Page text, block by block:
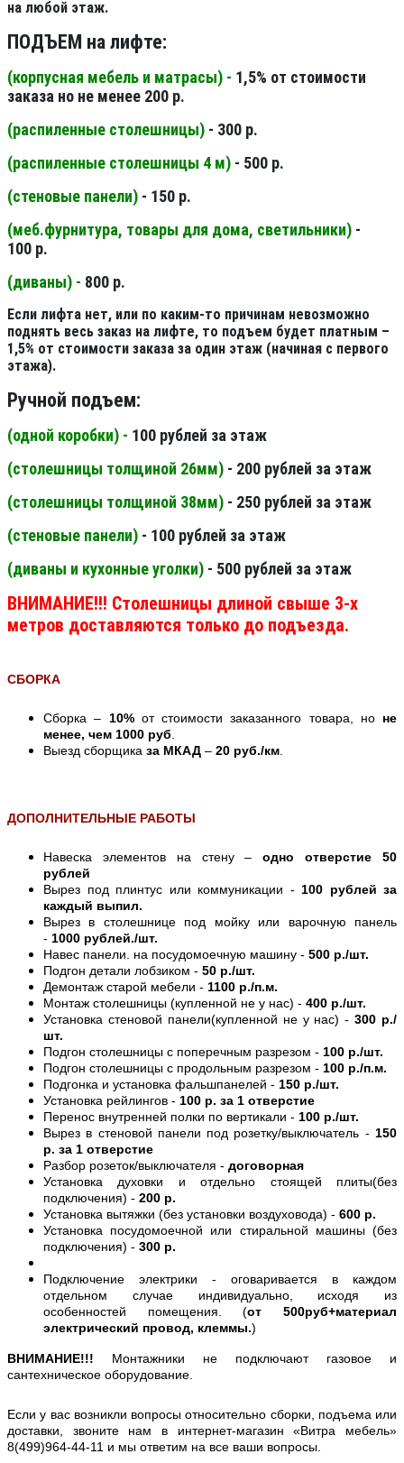
на любой этаж.
ПОДЪЕМ на лифте:
(корпусная мебель и матрасы) - 1,5% от стоимости
заказа но не менее 200 р.
(распиленные столешницы) - 300 р.
(распиленные столешницы 4 м) - 500 р.
(стеновые панели) - 150 р.
(меб.фурнитура, товары для дома, светильники) -
100 р.
(диваны) - 800 р.
Если лифта нет, или по каким-то причинам невозможно
поднять весь заказ на лифте, то подъем будет платным –
1,5% от стоимости заказа за один этаж (начиная с первого
этажа).
Ручной подъем:
(одной коробки) - 100 рублей за этаж
(столешницы толщиной 26мм) - 200 рублей за этаж
(столешницы толщиной 38мм) - 250 рублей за этаж
(стеновые панели) - 100 рублей за этаж
(диваны и кухонные уголки) - 500 рублей за этаж
ВНИМАНИЕ!!! Столешницы длиной свыше 3-х
метров доставляются только до подъезда.
СБОРКА
Сборка – 10%от стоимости заказанного товара, но не
менее, чем 1000 руб
Выезд сборщика за МКАД – 20 руб./км
ДОПОЛНИТЕЛЬНЫЕ РАБОТЫ
Навеска элементов на стену –одно отверстие 50
рублей
Вырез под плинтус или коммуникации - 100 рублей за
каждый выпил.
Вырез в столешнице под мойку или варочную панель
- 1000 рублей./шт.
Навес панели. на посудомоечную машину - 500 р./шт.
Подгон детали лобзиком - 50 р./шт.
Демонтаж старой мебели - 1100 р./п.м.
Монтаж столешницы (купленной не у нас) - 400 р./шт.
Установка стеновой панели(купленной не у нас) -300 р./
шт.
Подгон столешницы с поперечным разрезом - 100 р./шт.
Подгон столешницы с продольным разрезом - 100 р./п.м.
Подгонка и установка фальшпанелей - 150 р./шт.
Установка рейлингов - 100 р. за 1 отверстие
Перенос внутренней полки по вертикали - 100 р./шт.
Вырез в стеновой панели под розетку/выключатель - 150
р. за 1 отверстие
Разбор розеток/выключателя - договорная
Установка духовки и отдельно стоящей плиты(без
подключения) - 200 р.
Установка вытяжки (без установки воздуховода) - 600 р.
Установка посудомоечной или стиральной машины (без
подключения) - 300 р.
Подключение электрики - оговаривается в каждом
отдельном случае индивидуально, исходя из
особенностей помещения. (от 500руб+материал
электрический провод, клеммы.)
ВНИМАНИЕ!!! Монтажники не подключают газовое и
сантехническое оборудование.
Если у вас возникли вопросы относительно сборки, подъема или
доставки, звоните нам в интернет-магазин «Витра мебель»
8(499)964-44-11 и мы ответим на все ваши вопросы.